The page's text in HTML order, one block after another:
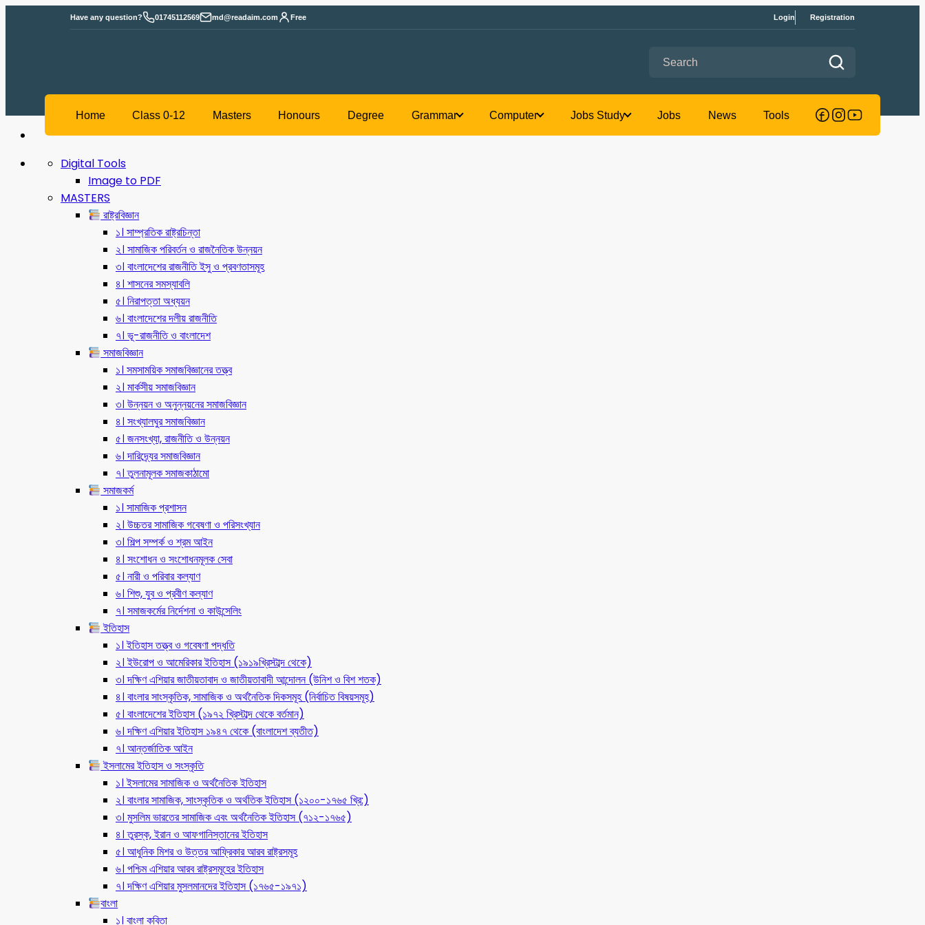
Have any question? 01745112569 md@readaim.com Free Login Registration
Digital Tools
Image to PDF
MASTERS
রাষ্ট্রবিজ্ঞান
১। সাম্প্রতিক রাষ্ট্রচিন্তা
২। সামাজিক পরিবর্তন ও রাজনৈতিক উন্নয়ন
৩। বাংলাদেশের রাজনীতি ইসু ও প্রবণতাসমূহ
৪। শাসনের সমস্যাবলি
৫। নিরাপত্তা অধ্যয়ন
৬। বাংলাদেশের দলীয় রাজনীতি
৭। ভূ-রাজনীতি ও বাংলাদেশ
সমাজবিজ্ঞান
১। সমসাময়িক সমাজবিজ্ঞানের তত্ত্ব
২। মার্কসীয় সমাজবিজ্ঞান
৩। উন্নয়ন ও অনুন্নয়নের সমাজবিজ্ঞান
৪। সংখ্যালঘুর সমাজবিজ্ঞান
৫। জনসংখ্যা, রাজনীতি ও উন্নয়ন
৬। দারিদ্র্যের সমাজবিজ্ঞান
৭। তুলনামূলক সমাজকাঠামো
সমাজকর্ম
১। সামাজিক প্রশাসন
২। উচ্চতর সামাজিক গবেষণা ও পরিসংখ্যান
৩। শিল্প সম্পর্ক ও শ্রম আইন
৪। সংশোধন ও সংশোধনমূলক সেবা
৫। নারী ও পরিবার কল্যাণ
৬। শিশু, যুব ও প্রবীণ কল্যাণ
৭। সমাজকর্মের নির্দেশনা ও কাউন্সেলিং
ইতিহাস
১। ইতিহাস তত্ত্ব ও গবেষণা পদ্ধতি
২। ইউরোপ ও আমেরিকার ইতিহাস (১৯১৯খ্রিস্টাব্দ থেকে)
৩। দক্ষিণ এশিয়ার জাতীয়তাবাদ ও জাতীয়তাবাদী আন্দোলন (উনিশ ও বিশ শতক)
৪। বাংলার সাংস্কৃতিক, সামাজিক ও অর্থনৈতিক দিকসমূহ (নির্বাচিত বিষয়সমূহ)
৫। বাংলাদেশের ইতিহাস (১৯৭২ খ্রিস্টাব্দ থেকে বর্তমান)
৬। দক্ষিণ এশিয়ার ইতিহাস ১৯৪৭ থেকে (বাংলাদেশ ব্যতীত)
৭। আন্তর্জাতিক আইন
ইসলামের ইতিহাস ও সংস্কৃতি
১। ইসলামের সামাজিক ও অর্থনৈতিক ইতিহাস
২। বাংলার সামাজিক, সাংস্কৃতিক ও অর্থতিক ইতিহাস (১২০০-১৭৬৫ খ্রি:)
৩। মুসলিম ভারতের সামাজিক এবং অর্থনৈতিক ইতিহাস (৭১২-১৭৬৫)
৪। তুরস্ক, ইরান ও আফগানিস্তানের ইতিহাস
৫। আধুনিক মিশর ও উত্তর আফ্রিকার আরব রাষ্ট্রসমূহ
৬। পশ্চিম এশিয়ার আরব রাষ্ট্রসমূহের ইতিহাস
৭। দক্ষিণ এশিয়ার মুসলমানদের ইতিহাস (১৭৬৫-১৯৭১)
বাংলা
১। বাংলা কবিতা